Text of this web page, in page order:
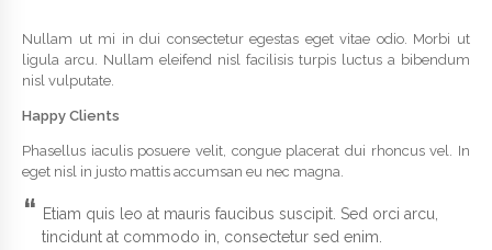
Nullam ut mi in dui consectetur egestas eget vitae odio. Morbi ut
ligula arcu. Nullam eleifend nisl facilisis turpis luctus a bibendum
nisl vulputate.
Happy Clients
Phasellus iaculis posuere velit, congue placerat dui rhoncus vel. In
eget nisl in justo mattis accumsan eu nec magna.
“ Etiam quis leo at mauris faucibus suscipit. Sed orci arcu,
tincidunt at commodo in, consectetur sed enim.